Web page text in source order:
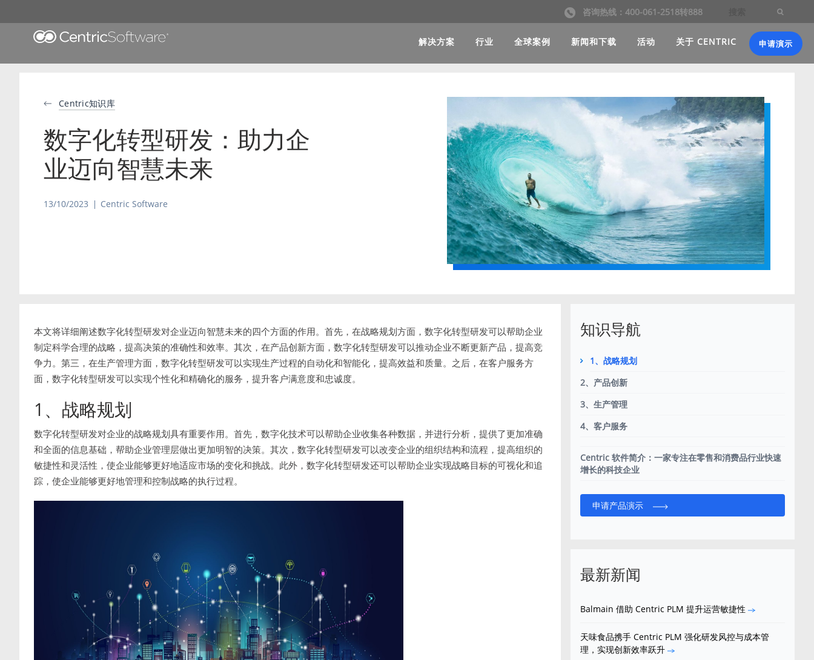
咨询热线：400-061-2518转888
解决方案 行业 全球案例 新闻和下载 活动 关于 CENTRIC 申请演示
Centric知识库
数字化转型研发：助力企
业迈向智慧未来
13/10/2023 Centric Software
本文将详细阐述数字化转型研发对企业迈向智慧未来的四个方面的作用。首先，在战略规划方面，数字化转型研发可以帮助企业
制定科学合理的战略，提高决策的准确性和效率。其次，在产品创新方面，数字化转型研发可以推动企业不断更新产品，提高竞
争力。第三，在生产管理方面，数字化转型研发可以实现生产过程的自动化和智能化，提高效益和质量。之后，在客户服务方
面，数字化转型研发可以实现个性化和精确化的服务，提升客户满意度和忠诚度。
1、战略规划
数字化转型研发对企业的战略规划具有重要作用。首先，数字化技术可以帮助企业收集各种数据，并进行分析，提供了更加准确
和全面的信息基础，帮助企业管理层做出更加明智的决策。其次，数字化转型研发可以改变企业的组织结构和流程，提高组织的
敏捷性和灵活性，使企业能够更好地适应市场的变化和挑战。此外，数字化转型研发还可以帮助企业实现战略目标的可视化和追
踪，使企业能够更好地管理和控制战略的执行过程。
知识导航
1、战略规划
2、产品创新
3、生产管理
4、客户服务
Centric 软件简介：一家专注在零售和消费品行业快速
增长的科技企业
申请产品演示
最新新闻
Balmain 借助 Centric PLM 提升运营敏捷性
天味食品携手 Centric PLM 强化研发风控与成本管
理，实现创新效率跃升